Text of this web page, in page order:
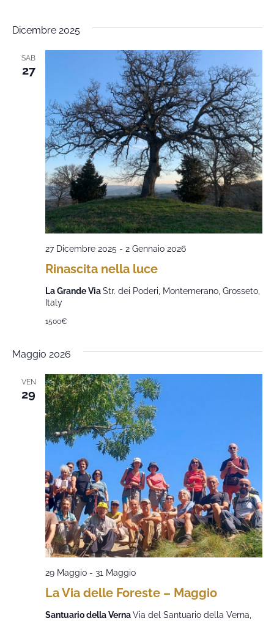
Dicembre 2025
SAB
27
Rinascita nella luce
27 Dicembre 2025 - 2 Gennaio 2026
La Grande ViaStr. dei Poderi, Montemerano, Grosseto,
Italy
1500€
Maggio 2026
VEN
29
La Via delle Foreste – Maggio
29 Maggio- 31 Maggio
Santuario della VernaVia del Santuario della Verna,